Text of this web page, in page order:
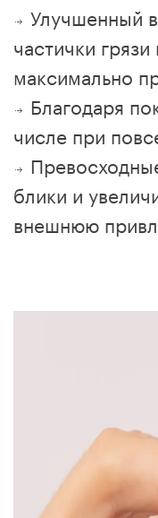
Улучшенный
частички
максимально
Благодаря
числе при
блики и
внешнюю